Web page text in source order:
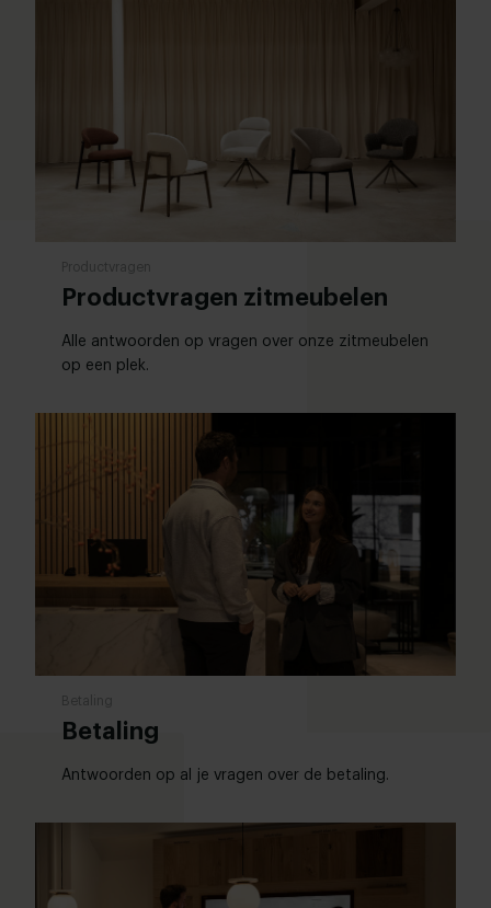
Productvragen
Productvragen zitmeubelen
Alle antwoorden op vragen over onze zitmeubelen
op een plek.
Betaling
Betaling
Antwoorden op al je vragen over de betaling.